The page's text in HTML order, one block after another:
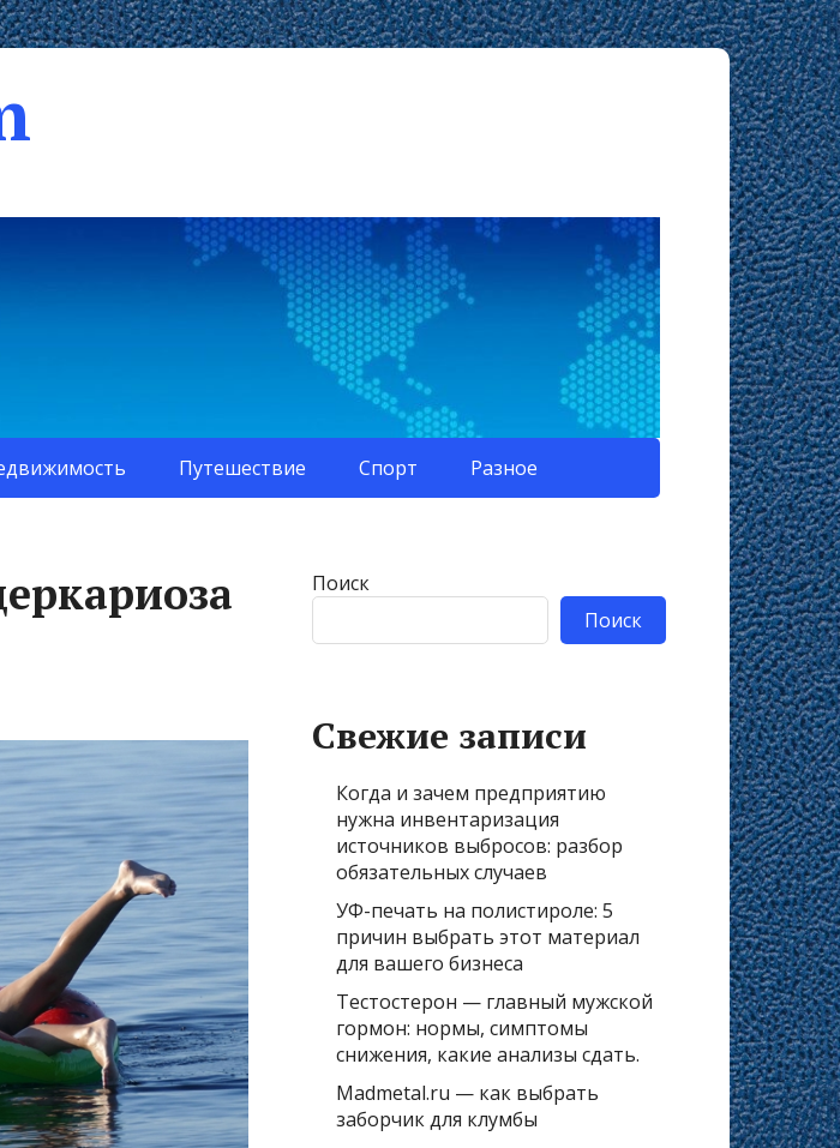
Путешествие Спорт Разное
Поиск
Поиск
Свежие записи
Когда и зачем предприятию
нужна инвентаризация
источников выбросов: разбор
обязательных случаев
УФ-печать на полистироле: 5
причин выбрать этот материал
для вашего бизнеса
Тестостерон — главный мужской
гормон: нормы, симптомы
снижения, какие анализы сдать.
Madmetal.ru — как выбрать
заборчик для клумбы